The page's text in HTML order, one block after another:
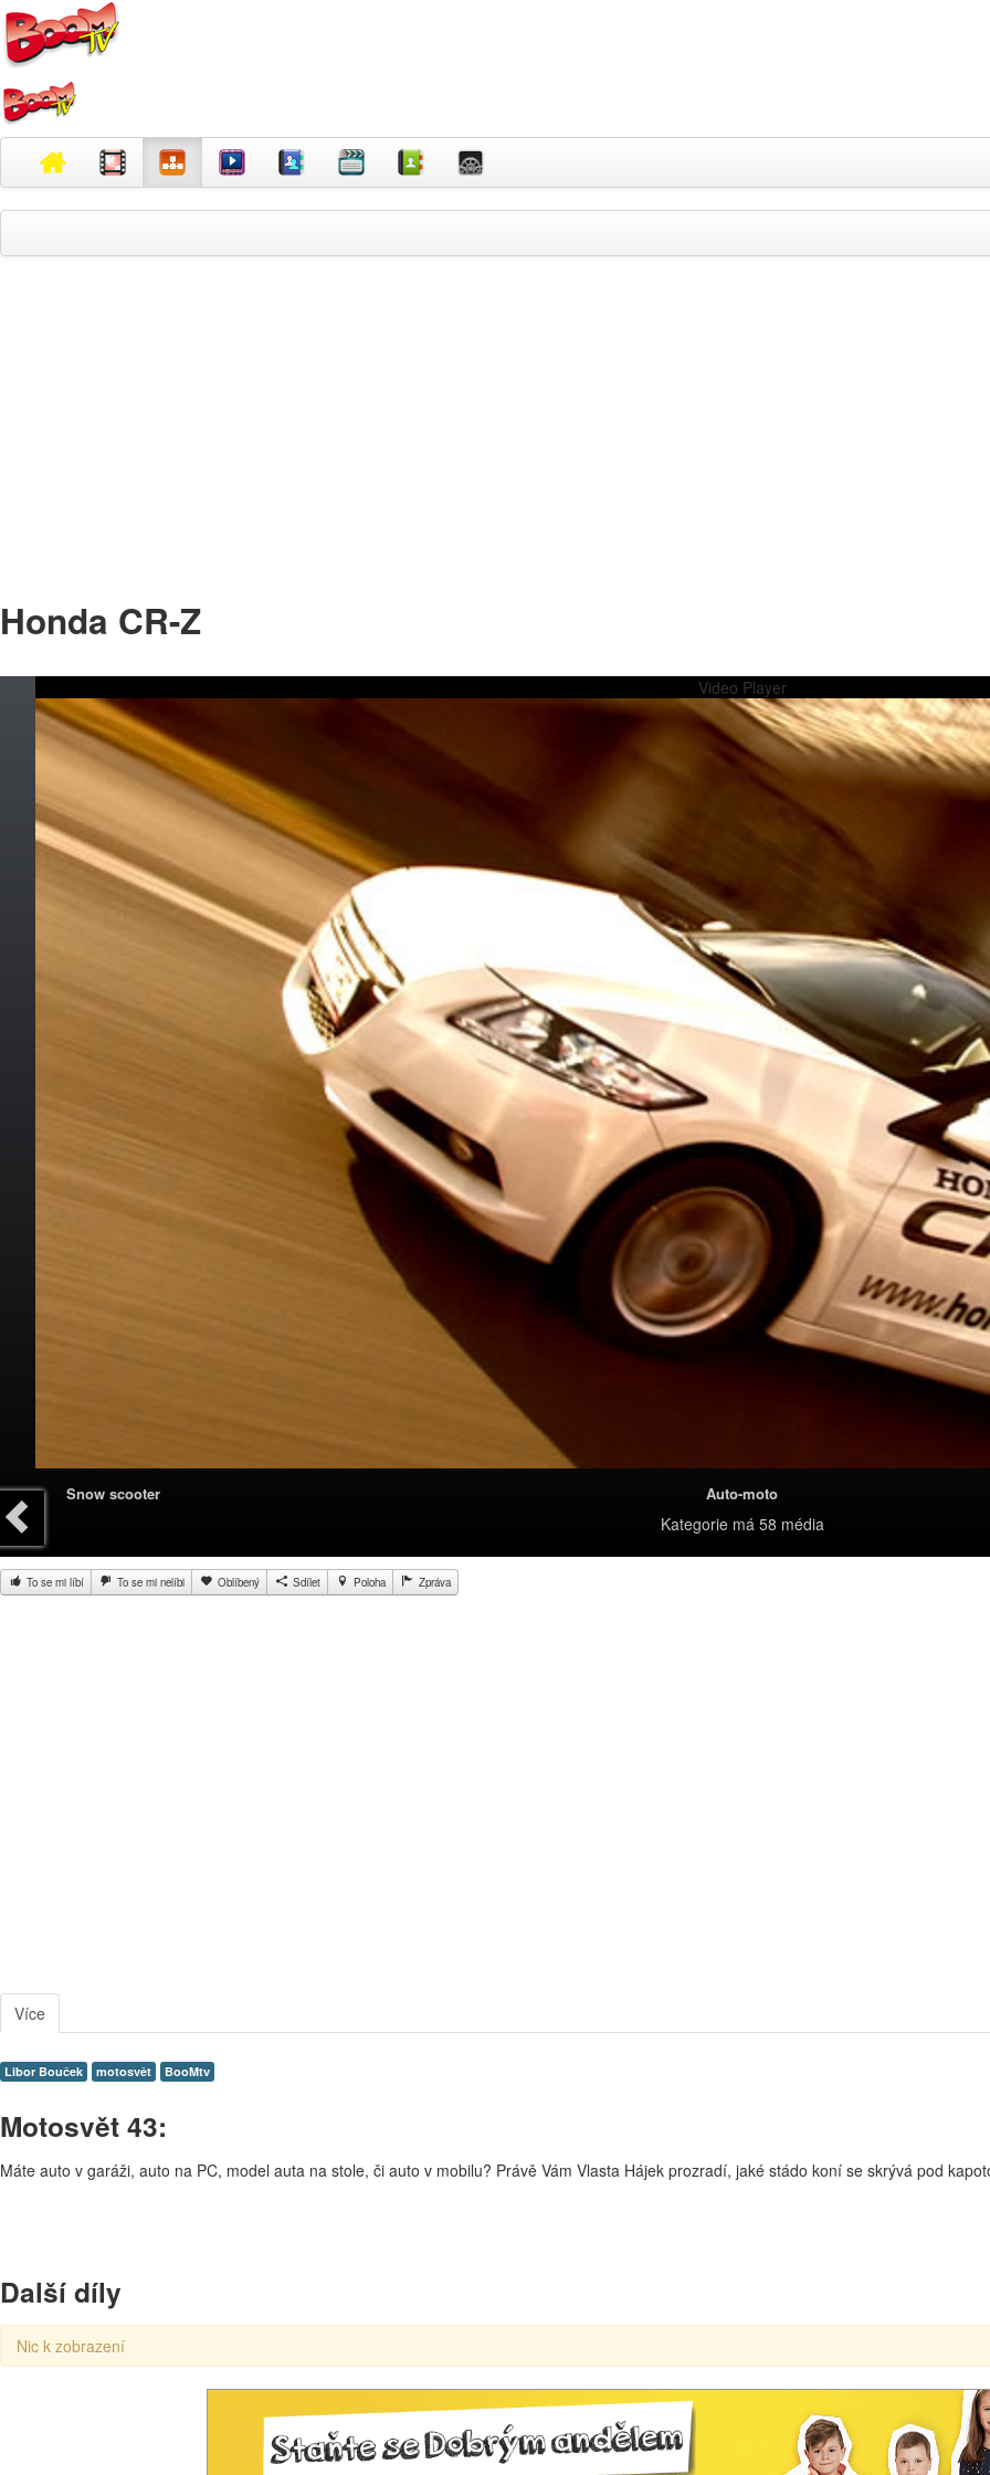
Honda CR-Z
Video Player
00:00
00:00
00:00
Use Up/Down Arrow keys to increase or decrease volume.
Snow scooter Auto-moto
Kategoriemá 58 média
To se mi líbí To se mi nelíbi Oblíbený Sdílet Poloha Zpráva
Více
Libor Bouček motosvět BooMtv
Motosvět 43:
Máte auto v garáži, auto na PC, model auta na stole, či auto v mobilu? Právě Vám Vlasta Hájek prozradí, jaké stádo koní se skrývá pod
Další díly
Nic k zobrazení